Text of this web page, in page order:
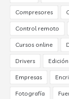
Compresores
Control remoto
Cursos online
Drivers
Empresas
Fotografía